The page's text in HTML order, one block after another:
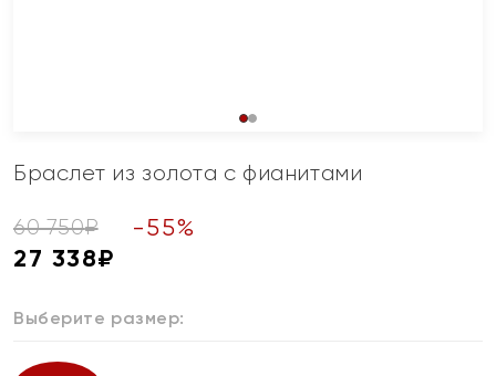
Браслет из золота с фианитами
60 750₽ -55%
27 338₽
Выберите размер: